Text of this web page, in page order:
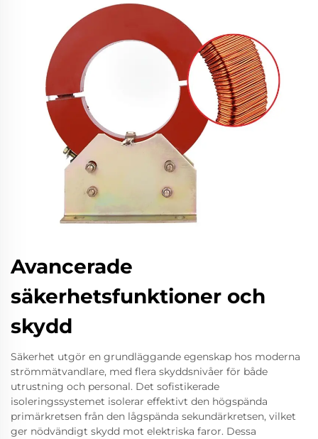
Avancerade
säkerhetsfunktioner och
skydd
Säkerhet utgör en grundläggande egenskap hos moderna
strömmätvandlare, med flera skyddsnivåer för både
utrustning och personal. Det sofistikerade
isoleringssystemet isolerar effektivt den högspända
primärkretsen från den lågspända sekundärkretsen, vilket
ger nödvändigt skydd mot elektriska faror. Dessa